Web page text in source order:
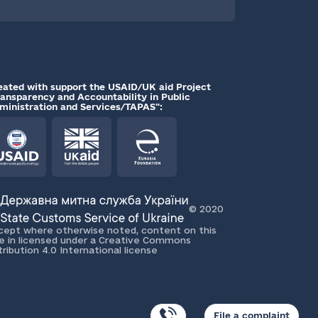
File a complaint
with support the USAID/UK aid Project
and Accountability in Public
and Services/TAPAS":
© 2020
where otherwise noted, content on this
in licensed under a Creative Commons
4.0 International license